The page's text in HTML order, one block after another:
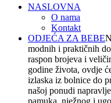
NASLOVNA
O nama
Kontakt
ODJEĆA ZA BEBE
modnih i praktičnih
raspon brojeva i
godine života, ovdje
izlaska iz bolnice do
našoj ponudi
pamuka, nježnog i